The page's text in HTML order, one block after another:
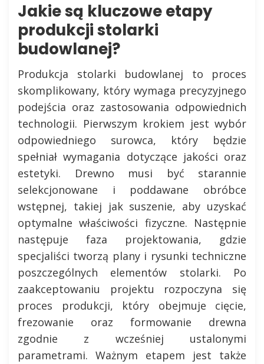
Jakie są kluczowe etapy
produkcji stolarki
budowlanej?
Produkcja stolarki budowlanej to proces
skomplikowany, który wymaga precyzyjnego
podejścia oraz zastosowania odpowiednich
technologii. Pierwszym krokiem jest wybór
odpowiedniego surowca, który będzie
spełniał wymagania dotyczące jakości oraz
estetyki. Drewno musi być starannie
selekcjonowane i poddawane obróbce
wstępnej, takiej jak suszenie, aby uzyskać
optymalne właściwości fizyczne. Następnie
następuje faza projektowania, gdzie
specjaliści tworzą plany i rysunki techniczne
poszczególnych elementów stolarki. Po
zaakceptowaniu projektu rozpoczyna się
proces produkcji, który obejmuje cięcie,
frezowanie oraz formowanie drewna
zgodnie z wcześniej ustalonymi
parametrami. Ważnym etapem jest także